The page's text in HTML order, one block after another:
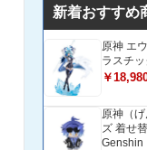
新着おすすめ
原神 エ
ラスチ
￥
原神（
ズ 着せ
Genshin